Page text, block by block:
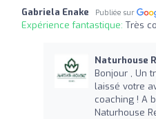
Gabriela Enake Publiée sur
Expérience fantastique: Très
Naturhouse
Bonjour , Un
laissé votre
coaching ! A
Naturhouse